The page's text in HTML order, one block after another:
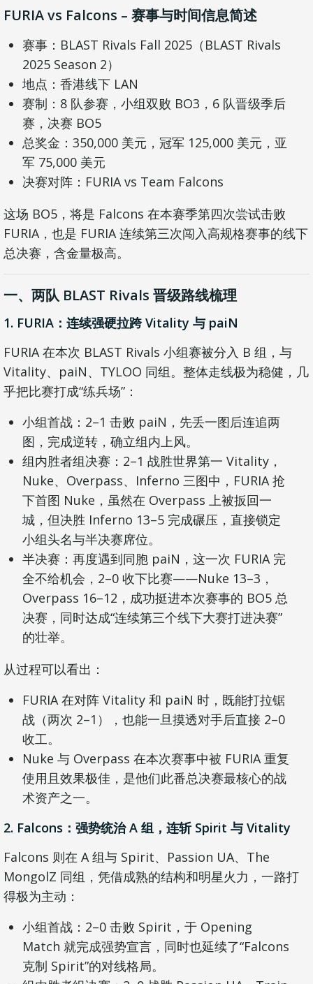
FURIA vs Falcons – 赛事与时间信息简述
赛事：BLAST Rivals Fall 2025（BLAST Rivals
2025 Season 2）
地点：香港线下 LAN
赛制：8 队参赛，小组双败 BO3，6 队晋级季后
赛，决赛 BO5
总奖金：350,000 美元，冠军 125,000 美元，亚
军 75,000 美元
决赛对阵：FURIA vs Team Falcons
这场 BO5，将是 Falcons 在本赛季第四次尝试击败
FURIA，也是 FURIA 连续第三次闯入高规格赛事的线下
总决赛，含金量极高。
一、两队 BLAST Rivals 晋级路线梳理
1. FURIA：连续强硬拉跨 Vitality 与 paiN
FURIA 在本次 BLAST Rivals 小组赛被分入 B 组，与
Vitality、paiN、TYLOO 同组。整体走线极为稳健，几
乎把比赛打成“练兵场”：
小组首战：2–1 击败 paiN，先丢一图后连追两
图，完成逆转，确立组内上风。
组内胜者组决赛：2–1 战胜世界第一 Vitality，
Nuke、Overpass、Inferno 三图中，FURIA 抢
下首图 Nuke，虽然在 Overpass 上被扳回一
城，但决胜 Inferno 13–5 完成碾压，直接锁定
小组头名与半决赛席位。
半决赛：再度遇到同胞 paiN，这一次 FURIA 完
全不给机会，2–0 收下比赛——Nuke 13–3，
Overpass 16–12，成功挺进本次赛事的 BO5 总
决赛，同时达成“连续第三个线下大赛打进决赛”
的壮举。
从过程可以看出：
FURIA 在对阵 Vitality 和 paiN 时，既能打拉锯
战（两次 2–1），也能一旦摸透对手后直接 2–0
收工。
Nuke 与 Overpass 在本次赛事中被 FURIA 重复
使用且效果极佳，是他们此番总决赛最核心的战
术资产之一。
2. Falcons：强势统治 A 组，连斩 Spirit 与 Vitality
Falcons 则在 A 组与 Spirit、Passion UA、The
MongolZ 同组，凭借成熟的结构和明星火力，一路打
得极为主动：
小组首战：2–0 击败 Spirit，于 Opening
Match 就完成强势宣言，同时也延续了“Falcons
克制 Spirit”的对线格局。